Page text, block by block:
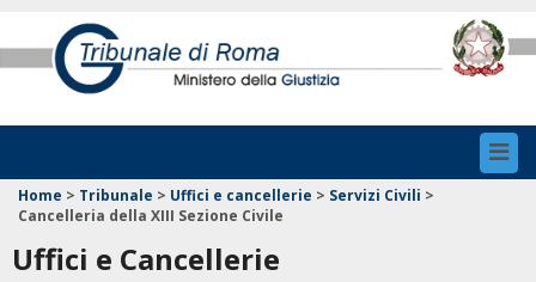
Home > Tribunale > Uffici e cancellerie > Servizi Civili >
Cancelleria della XIII Sezione Civile
Uffici e Cancellerie